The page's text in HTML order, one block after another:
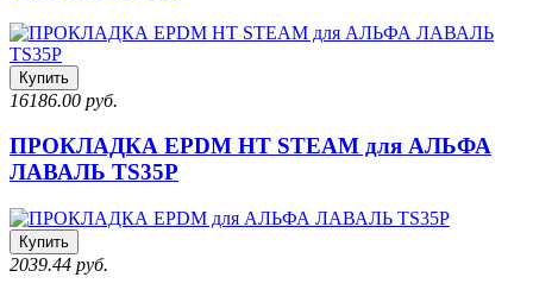
Купить
16186.00 руб.
ПРОКЛАДКА EPDM HT STEAM для АЛЬФА
ЛАВАЛЬ TS35P
Купить
2039.44 руб.